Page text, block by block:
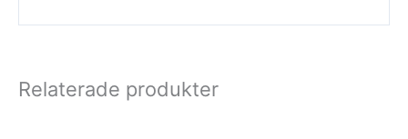
Relaterade produkter